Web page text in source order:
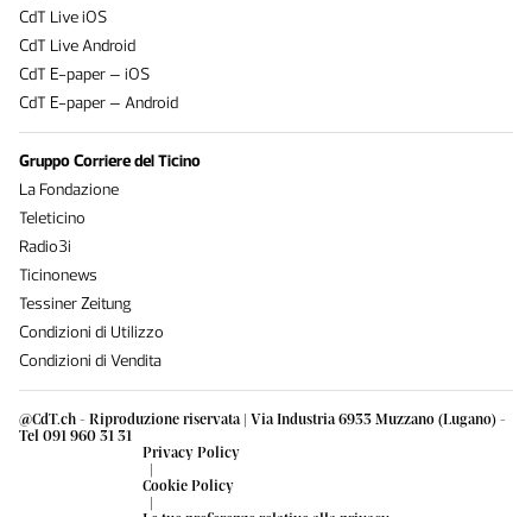
@CdT.ch - Riproduzione riservata | Via Industria 6933 Muzzano (Lugano) -
Tel 091 960 31 31
Privacy Policy
|
Cookie Policy
|
CdT Live iOS
CdT Live Android
CdT E-paper – iOS
CdT E-paper – Android
Gruppo Corriere del Ticino
La Fondazione
Teleticino
Radio3i
Ticinonews
Tessiner Zeitung
Condizioni di Utilizzo
Condizioni di Vendita